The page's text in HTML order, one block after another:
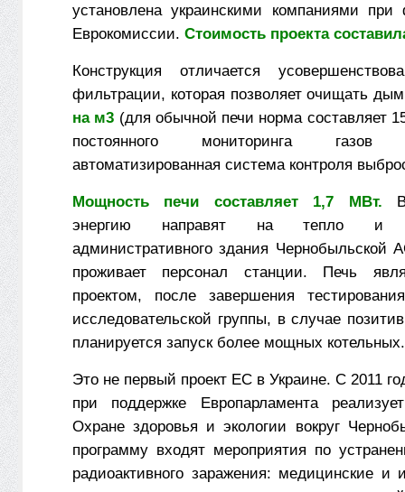
установлена украинскими компаниями при
Еврокомиссии. Стоимость проекта
Конструкция отличается
фильтрации, которая позволяет очищать
на м3 (для обычной печи норма составляет
постоянного мониторинга газов
автоматизированная система контроля
Мощность печи составляет 1,7 МВт.
энергию направят на тепло и
административного здания Чернобыльской
проживает персонал станции. Печь
проектом, после завершения
исследовательской группы, в случае
планируется запуск более мощных котельных.
Это не первый проект ЕС в Украине. С 2011
при поддержке Европарламента
Охране здоровья и экологии вокруг
программу входят мероприятия по
радиоактивного заражения: медицинские и